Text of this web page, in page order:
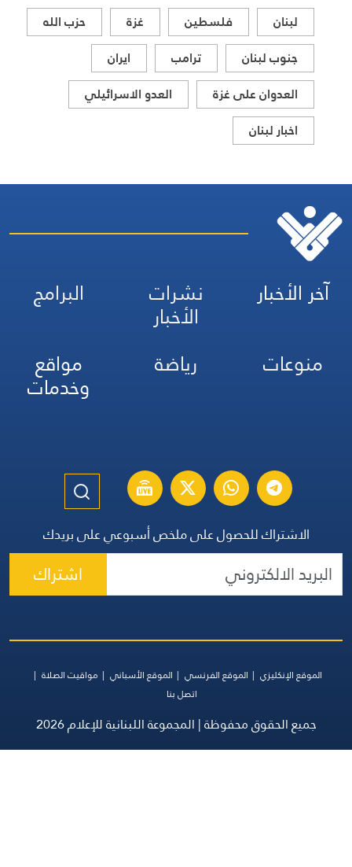
فلسطين
حزب الله
جنوب لبنان
العدوان على غزة
العدو الاسرائيلي
اخبار لبنان
الأخبار نشرات
الأخبار
البرامج
رياضة مواقع
وخدمات
الاشتراك للحصول على ملخص أسبوعي على بريدك
اشتراك
الإنكليزي الموقع الفرنسي الموقع الأسباني
مواقيت الصلاة
الحقوق محفوظة | المجموعة اللبنانية للإعلام 2026